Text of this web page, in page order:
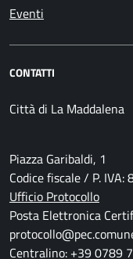
Eventi
CONTATTI
Città di La Maddalena
Piazza Garibaldi, 1
Codice fiscale / P.
Ufficio Protocollo
Posta Elettronica
Centralino: +39 0789